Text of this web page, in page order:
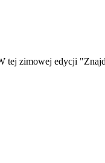
tej zimowej edycji